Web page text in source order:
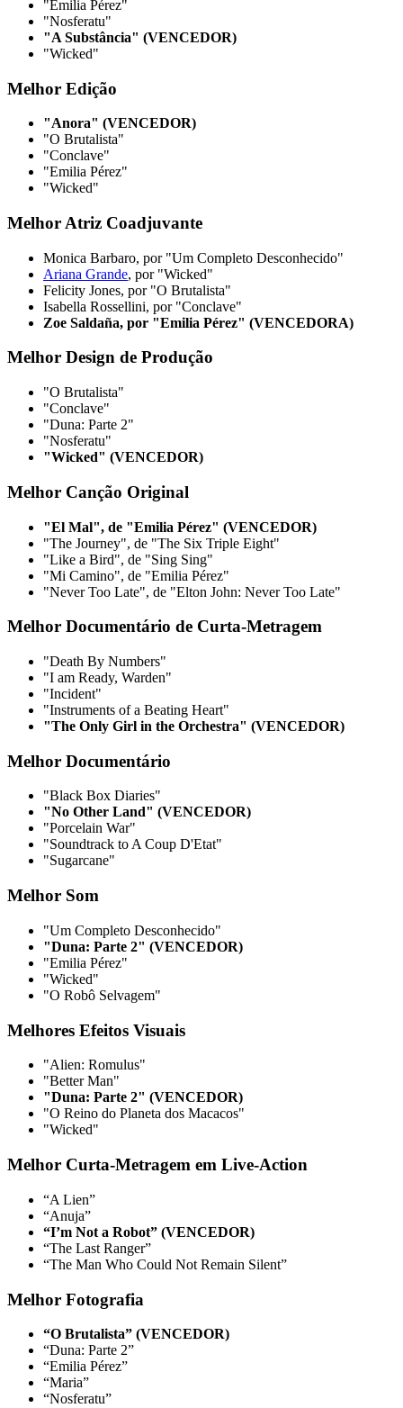
"Emilia Pérez"
"Nosferatu"
"A Substância" (VENCEDOR)
"Wicked"
Melhor Edição
"Anora" (VENCEDOR)
"O Brutalista"
"Conclave"
"Emilia Pérez"
"Wicked"
Melhor Atriz Coadjuvante
Monica Barbaro, por "Um Completo Desconhecido"
Ariana Grande, por "Wicked"
Felicity Jones, por "O Brutalista"
Isabella Rossellini, por "Conclave"
Zoe Saldaña, por "Emilia Pérez" (VENCEDORA)
Melhor Design de Produção
"O Brutalista"
"Conclave"
"Duna: Parte 2"
"Nosferatu"
"Wicked" (VENCEDOR)
Melhor Canção Original
"El Mal", de "Emilia Pérez" (VENCEDOR)
"The Journey", de "The Six Triple Eight"
"Like a Bird", de "Sing Sing"
"Mi Camino", de "Emilia Pérez"
"Never Too Late", de "Elton John: Never Too Late"
Melhor Documentário de Curta-Metragem
"Death By Numbers"
"I am Ready, Warden"
"Incident"
"Instruments of a Beating Heart"
"The Only Girl in the Orchestra" (VENCEDOR)
Melhor Documentário
"Black Box Diaries"
"No Other Land" (VENCEDOR)
"Porcelain War"
"Soundtrack to A Coup D'Etat"
"Sugarcane"
Melhor Som
"Um Completo Desconhecido"
"Duna: Parte 2" (VENCEDOR)
"Emilia Pérez"
"Wicked"
"O Robô Selvagem"
Melhores Efeitos Visuais
"Alien: Romulus"
"Better Man"
"Duna: Parte 2" (VENCEDOR)
"O Reino do Planeta dos Macacos"
"Wicked"
Melhor Curta-Metragem em Live-Action
“A Lien”
“Anuja”
“I’m Not a Robot” (VENCEDOR)
“The Last Ranger”
“The Man Who Could Not Remain Silent”
Melhor Fotografia
“O Brutalista” (VENCEDOR)
“Duna: Parte 2”
“Emilia Pérez”
“Maria”
“Nosferatu”